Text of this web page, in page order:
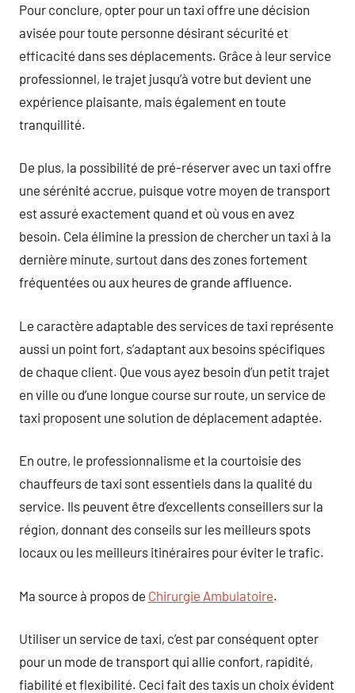
Pour conclure, opter pour un taxi offre une décision
avisée pour toute personne désirant sécurité et
efficacité dans ses déplacements. Grâce à leur service
professionnel, le trajet jusqu’à votre but devient une
expérience plaisante, mais également en toute
tranquillité.
De plus, la possibilité de pré-réserver avec un taxi offre
une sérénité accrue, puisque votre moyen de transport
est assuré exactement quand et où vous en avez
besoin. Cela élimine la pression de chercher un taxi à la
dernière minute, surtout dans des zones fortement
fréquentées ou aux heures de grande affluence.
Le caractère adaptable des services de taxi représente
aussi un point fort, s’adaptant aux besoins spécifiques
de chaque client. Que vous ayez besoin d’un petit trajet
en ville ou d’une longue course sur route, un service de
taxi proposent une solution de déplacement adaptée.
En outre, le professionnalisme et la courtoisie des
chauffeurs de taxi sont essentiels dans la qualité du
service. Ils peuvent être d’excellents conseillers sur la
région, donnant des conseils sur les meilleurs spots
locaux ou les meilleurs itinéraires pour éviter le trafic.
Ma source à propos de Chirurgie Ambulatoire.
Utiliser un service de taxi, c’est par conséquent opter
pour un mode de transport qui allie confort, rapidité,
fiabilité et flexibilité. Ceci fait des taxis un choix évident